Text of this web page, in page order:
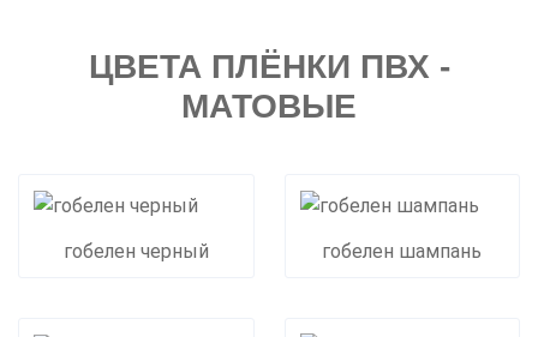
ЦВЕТА ПЛЁНКИ ПВХ -
МАТОВЫЕ
гобелен черный гобелен шампань